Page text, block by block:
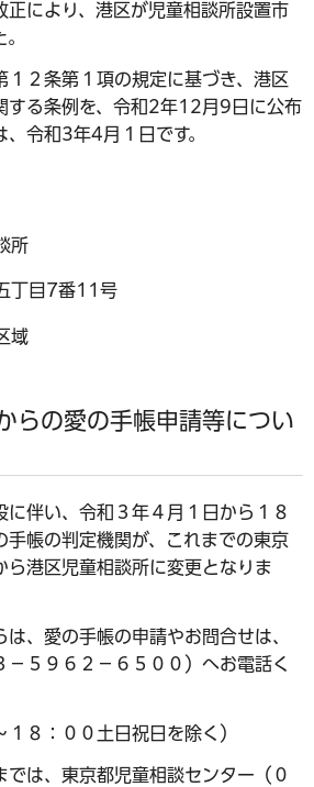
正により、港区が児童相談所設置市
１２条第１項の規定に基づき、港区
する条例を、令和2年12月9日に公布
、令和3年4月１日です。
所
丁目7番11号
域
らの愛の手帳申請等につい
に伴い、令和３年４月１日から１８
手帳の判定機関が、これまでの東京
ら港区児童相談所に変更となりま
、愛の手帳の申請やお問合せは、
－５９６２－６５００）へお電話く
１８：００土日祝日を除く）
では、東京都児童相談センター（０